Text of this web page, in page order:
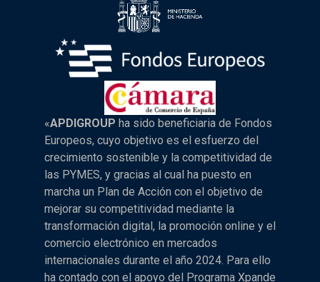
«APDIGROUP ha sido beneficiaria de Fondos
Europeos, cuyo objetivo es el esfuerzo del
crecimiento sostenible y la competitividad de
las PYMES, y gracias al cual ha puesto en
marcha un Plan de Acción con el objetivo de
mejorar su competitividad mediante la
transformación digital, la promoción online y el
comercio electrónico en mercados
internacionales durante el año 2024. Para ello
ha contado con el apoyo del Programa Xpande